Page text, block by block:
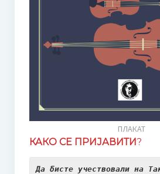
Музичка Снохватица бр. 1
Јавне набавке
План јавних набавки за 2026. годину
Финансије
ПЛАКАТ
КАКО СЕ ПРИЈАВИТИ?
Да бисте учествовали на